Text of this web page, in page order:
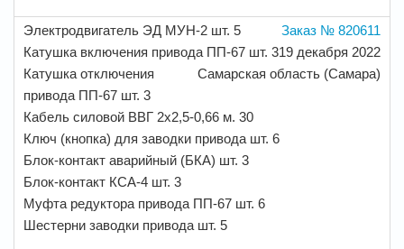
Заказ № 820611
19 декабря 2022
Самарская область (Самара)
Электродвигатель ЭД МУН-2 шт. 5
Катушка включения привода ПП-67 шт. 3
Катушка отключения
привода ПП-67 шт. 3
Кабель силовой ВВГ 2х2,5-0,66 м. 30
Ключ (кнопка) для заводки привода шт. 6
Блок-контакт аварийный (БКА) шт. 3
Блок-контакт КСА-4 шт. 3
Муфта редуктора привода ПП-67 шт. 6
Шестерни заводки привода шт. 5